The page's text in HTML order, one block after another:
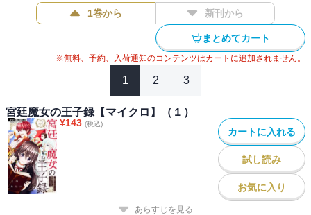
1巻から 新刊から
まとめてカート
※無料、予約、入荷通知のコンテンツはカートに追加されません。
1 2 3
宮廷魔女の王子録【マイクロ】（１）
¥143 (税込)
カートに入れる
試し読み
お気に入り
あらすじを見る